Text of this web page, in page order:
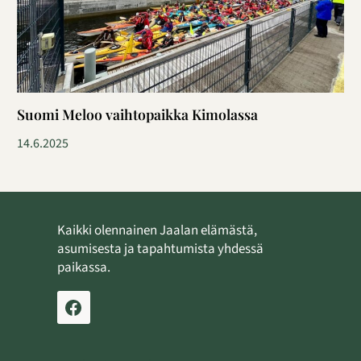
Suomi Meloo vaihtopaikka Kimolassa
14.6.2025
Kaikki olennainen Jaalan elämästä,
asumisesta ja tapahtumista yhdessä
paikassa.